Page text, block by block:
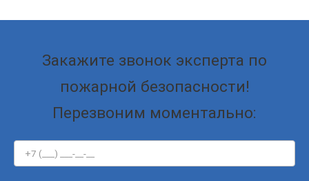
Закажите звонок эксперта по
пожарной безопасности!
Перезвоним моментально: